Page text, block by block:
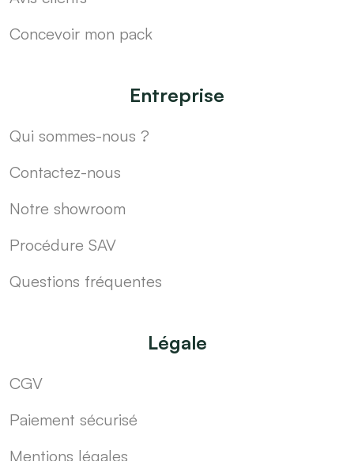
Concevoir mon pack
Entreprise
Qui sommes-nous ?
Contactez-nous
Notre showroom
Procédure SAV
Questions fréquentes
Légale
CGV
Paiement sécurisé
Mentions légales